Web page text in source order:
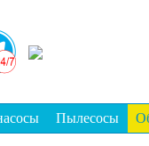
Пылесосы